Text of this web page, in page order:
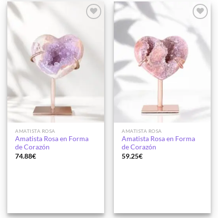
deseos
AMATISTA ROSA
Amatista Rosa en Forma
de Corazón
74.88€
lista de
AMATISTA ROSA
Amatista Rosa en Forma
de Corazón
59.25€